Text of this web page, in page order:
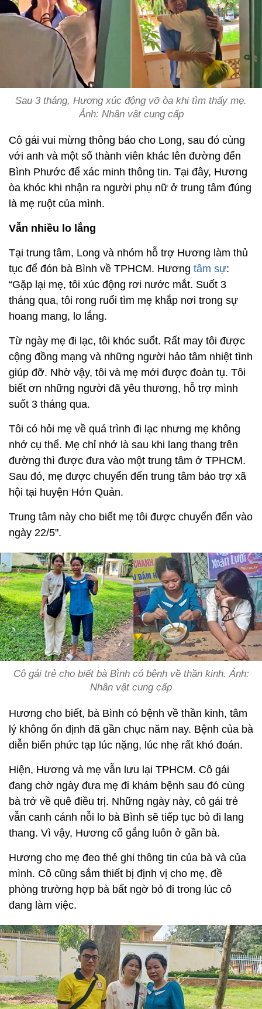
Sau 3 tháng, Hương xúc động vỡ òa khi tìm thấy mẹ.
Ảnh: Nhân vật cung cấp
Cô gái vui mừng thông báo cho Long, sau đó cùng
với anh và một số thành viên khác lên đường đến
Bình Phước để xác minh thông tin. Tại đây, Hương
òa khóc khi nhận ra người phụ nữ ở trung tâm đúng
là mẹ ruột của mình.
Vẫn nhiều lo lắng
Tại trung tâm, Long và nhóm hỗ trợ Hương làm thủ
tục để đón bà Bình về TPHCM. Hương tâm sự:
“Gặp lại mẹ, tôi xúc động rơi nước mắt. Suốt 3
tháng qua, tôi rong ruổi tìm mẹ khắp nơi trong sự
hoang mang, lo lắng.
Từ ngày mẹ đi lạc, tôi khóc suốt. Rất may tôi được
cộng đồng mạng và những người hảo tâm nhiệt tình
giúp đỡ. Nhờ vậy, tôi và mẹ mới được đoàn tụ. Tôi
biết ơn những người đã yêu thương, hỗ trợ mình
suốt 3 tháng qua.
Tôi có hỏi mẹ về quá trình đi lạc nhưng mẹ không
nhớ cụ thể. Mẹ chỉ nhớ là sau khi lang thang trên
đường thì được đưa vào một trung tâm ở TPHCM.
Sau đó, mẹ được chuyển đến trung tâm bảo trợ xã
hội tại huyện Hớn Quản.
Trung tâm này cho biết mẹ tôi được chuyển đến vào
ngày 22/5".
Cô gái trẻ cho biết bà Bình có bệnh về thần kinh. Ảnh:
Nhân vật cung cấp
Hương cho biết, bà Bình có bệnh về thần kinh, tâm
lý không ổn định đã gần chục năm nay. Bệnh của bà
diễn biến phức tạp lúc nặng, lúc nhẹ rất khó đoán.
Hiện, Hương và mẹ vẫn lưu lại TPHCM. Cô gái
đang chờ ngày đưa mẹ đi khám bệnh sau đó cùng
bà trở về quê điều trị. Những ngày này, cô gái trẻ
vẫn canh cánh nỗi lo bà Bình sẽ tiếp tục bỏ đi lang
thang. Vì vậy, Hương cố gắng luôn ở gần bà.
Hương cho mẹ đeo thẻ ghi thông tin của bà và của
mình. Cô cũng sắm thiết bị định vị cho mẹ, đề
phòng trường hợp bà bất ngờ bỏ đi trong lúc cô
đang làm việc.